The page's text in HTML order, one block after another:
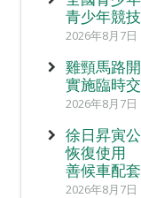
青少年競
2026年8月7日
雞頸馬路
實施臨時
2026年8月7日
徐日昇寅
恢復使用
善候車配套
2026年8月7日